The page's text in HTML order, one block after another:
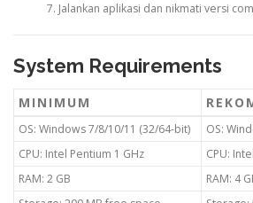
Jalankan aplikasi dan nikmati versi
System Requirements
MINIMUM
OS: Windows 7/8/10/11 (32/64-bit)
OS:
CPU: Intel Pentium 1 GHz
CPU:
RAM: 2 GB
RAM: 4